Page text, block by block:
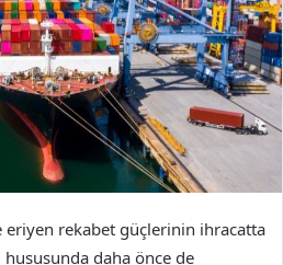
eriyen rekabet güçlerinin ihracatta
daha önce de